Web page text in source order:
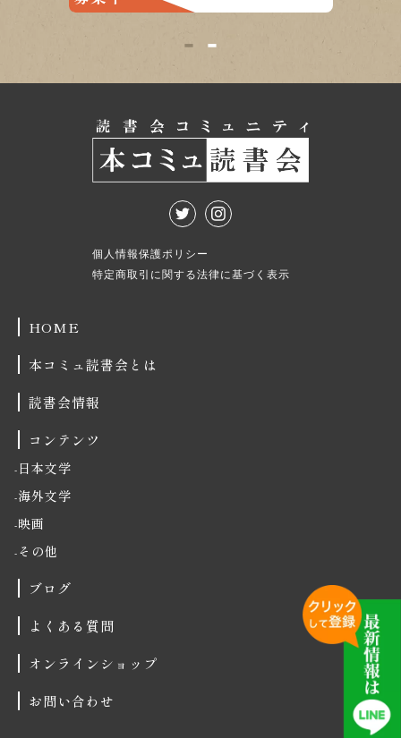
1 2
個人情報保護ポリシー
特定商取引に関する法律に基づく表示
HOME
本コミュ読書会とは
読書会情報
コンテンツ
日本文学
海外文学
映画
その他
ブログ
よくある質問
オンラインショップ
お問い合わせ